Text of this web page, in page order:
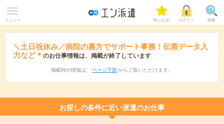
メニュー 気になる! ログイン 検索
＼土日祝休み／病院の裏方でサポート事務！伝票データ入
力など＊ のお仕事情報は、掲載が終了しています
掲載時の情報は、 ページ下部 からご覧いただけます。
お探しの条件に近い派遣のお仕事